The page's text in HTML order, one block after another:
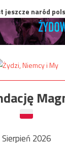
jeszcze naród
Sierpień 2026